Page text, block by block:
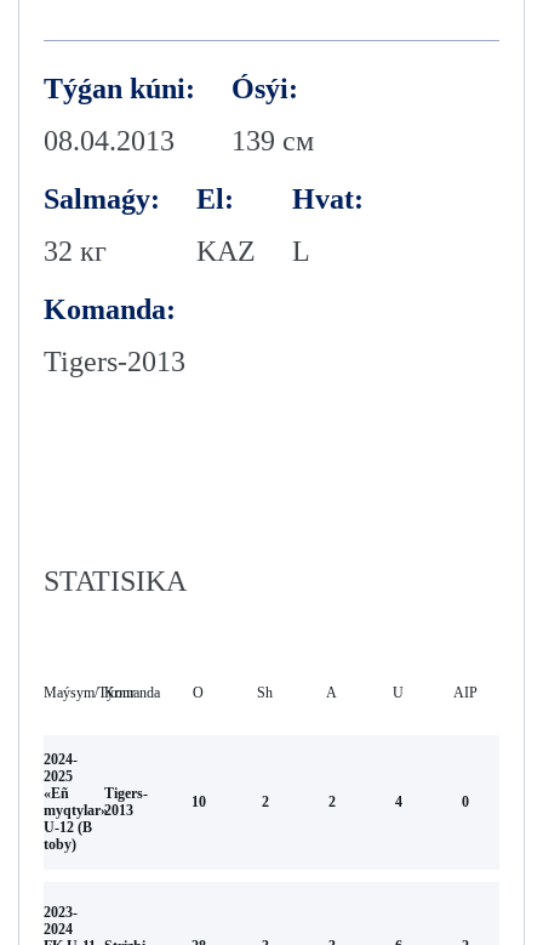
Týǵan kúni:
08.04.2013
Ósýi:
139 см
Salmaǵy:
32 кг
El:
KAZ
Hvat:
L
Komanda:
Tigers-2013
STATISIKA
Maýsym/TýrnırKomanda O Sh А U AIP
2024-
2025
«Eñ
myqtylar»
U-12 (В
toby)
Tigers-
2013
10 2 2 4 0
2023-
2024